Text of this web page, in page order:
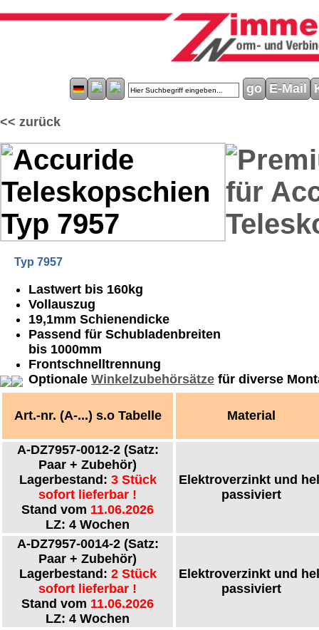
E-Mail
<< zurück
Typ 7957
Lastwert bis 160kg
Vollauszug
19,1mm Schienendicke
Passend für Schubladenbreiten
bis 1000mm
Frontschnelltrennung
Optionale Winkelzubehörsätze für diverse
Art.-nr. (A-...) s.o Tabelle Material
A-DZ7957-0012-2 (Satz:
Paar + Zubehör)
Lagerbestand: 3 Stück
sofort lieferbar !
Stand vom 11.06.2026
LZ: 4 Wochen
Elektroverzinkt und
passiviert
A-DZ7957-0014-2 (Satz:
Paar + Zubehör)
Lagerbestand: 2 Stück
sofort lieferbar !
Stand vom 11.06.2026
LZ: 4 Wochen
Elektroverzinkt und
passiviert